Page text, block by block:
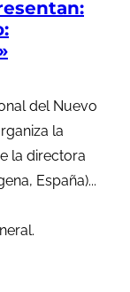
del Nuevo
la
la directora
España)...